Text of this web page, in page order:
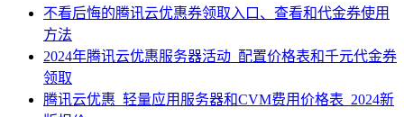
不看后悔的腾讯云优惠券领取入口、查看和代金券使用
方法
2024年腾讯云优惠服务器活动_配置价格表和千元代金券
领取
腾讯云优惠_轻量应用服务器和CVM费用价格表_2024新